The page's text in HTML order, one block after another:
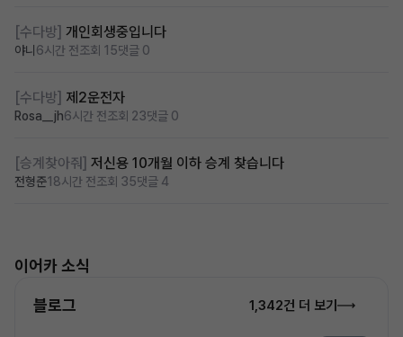
[수다방] 개인회생중입니다
야니 6시간 전조회 15댓글 0
[수다방] 제2운전자
Rosa__jh6시간 전조회 23댓글 0
[승계찾아줘] 저신용 10개월 이하 승계 찾습니다
전형준18시간 전조회 35댓글 4
이어카 소식
블로그 1,342건 더 보기